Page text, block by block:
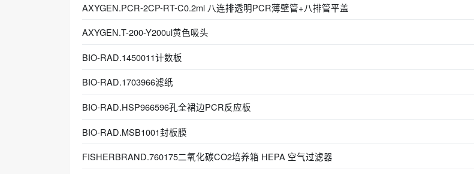
AXYGEN.PCR-2CP-RT-C0.2ml 八连排透明PCR薄壁管+八排管平盖
AXYGEN.T-200-Y200ul黄色吸头
BIO-RAD.1450011计数板
BIO-RAD.1703966滤纸
BIO-RAD.HSP966596孔全裙边PCR反应板
BIO-RAD.MSB1001封板膜
FISHERBRAND.760175二氧化碳CO2培养箱 HEPA 空气过滤器